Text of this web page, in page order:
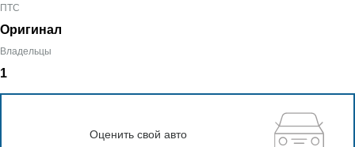
ПТС
Оригинал
Владельцы
1
Оценить свой авто